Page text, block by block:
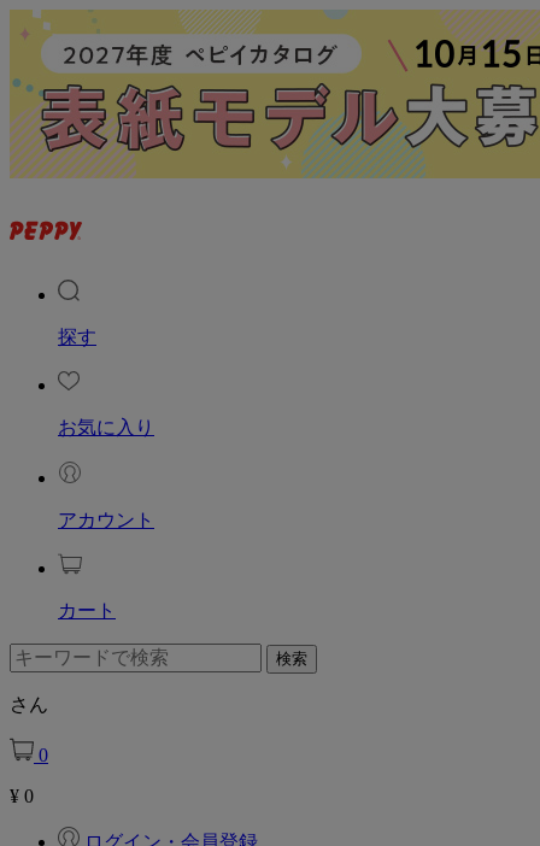
探す
お気に入り
アカウント
カート
さん
0
¥ 0
ログイン・会員登録